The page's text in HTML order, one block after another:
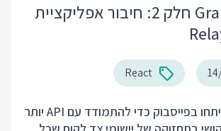
שלום GraphQL חלק 2: חיבור אפליקציית
React
את GraphQL פיתחו בפייסבוק כדי להתמודד עם API יותר